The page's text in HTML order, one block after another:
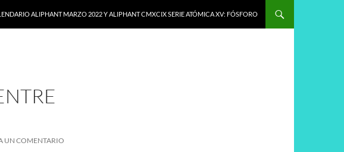
ALIPHANT MARZO 2022 Y ALIPHANT CMXCIX SERIE ATÓMICA XV: FÓSFORO
UN COMENTARIO